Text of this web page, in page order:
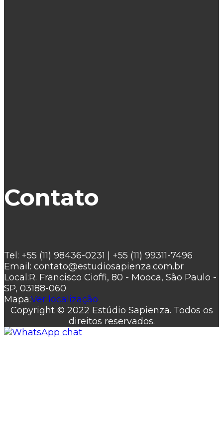
Contato
Tel: +55 (11) 98436-0231 | +55 (11) 99311-7496
Email: contato@estudiosapienza.com.br
Local:R. Francisco Cioffi, 80 - Mooca, São Paulo -
SP, 03188-060
Mapa:Ver localização
Copyright © 2022 Estúdio Sapienza. Todos os
direitos reservados.